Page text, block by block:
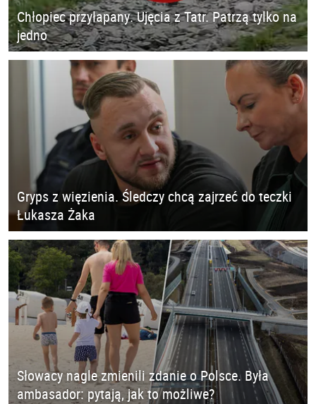
Chłopiec przyłapany. Ujęcia z Tatr. Patrzą tylko na
jedno
Gryps z więzienia. Śledczy chcą zajrzeć do teczki
Łukasza Żaka
Słowacy nagle zmienili zdanie o Polsce. Była
ambasador: pytają, jak to możliwe?